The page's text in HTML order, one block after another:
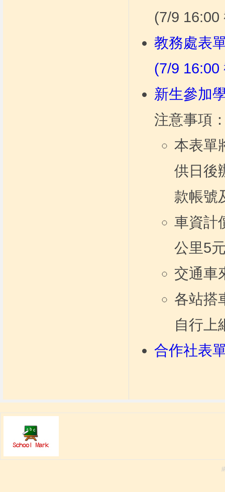
(7/9 16:00
教務處表
(7/9 16:00
新生參加
注意事項
本表單
供日後
款帳號
車資計
公里5
交通車
各站搭
自行上
合作社表